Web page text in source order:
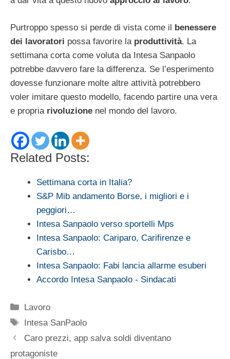
Purtroppo spesso si perde di vista come il benessere
dei lavoratori possa favorire la produttività. La
settimana corta come voluta da Intesa Sanpaolo
potrebbe davvero fare la differenza. Se l’esperimento
dovesse funzionare molte altre attività potrebbero
voler imitare questo modello, facendo partire una vera
e propria rivoluzione nel mondo del lavoro.
Related Posts:
Settimana corta in Italia?
S&P Mib andamento Borse, i migliori e i
peggiori…
Intesa Sanpaolo verso sportelli Mps
Intesa Sanpaolo: Cariparo, Carifirenze e
Carisbo…
Intesa Sanpaolo: Fabi lancia allarme esuberi
Accordo Intesa Sanpaolo - Sindacati
Categorie
Lavoro
Tag
Intesa SanPaolo
Caro prezzi, app salva soldi diventano
protagoniste